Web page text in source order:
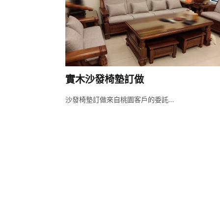
實木沙發椅墊訂做
沙發椅墊訂做來自桃園客戶的委託…